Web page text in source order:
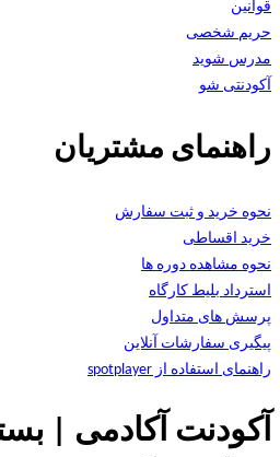
قوانین
حریم شخصی
مدرس شوید
آکودنتی شو
راهنمای مشتریان
نحوه خرید و ثبت سفارش
خرید اقساطی
نحوه مشاهده دوره ها
استرداد بلیط کارگاه
پرسش های متداول
پیگیری سفارشات آنلاین
راهنمای استفاده از spotplayer
آکودنت آکادمی |